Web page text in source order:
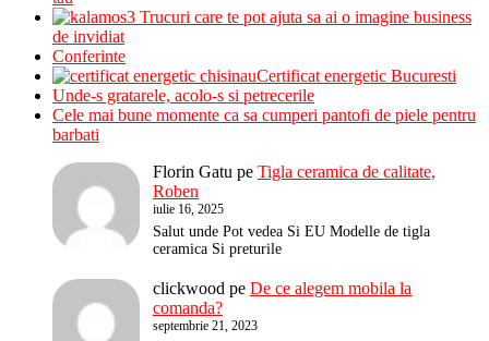
3 Trucuri care te pot ajuta sa ai o imagine business
de invidiat
Conferinte
Certificat energetic Bucuresti
Unde-s gratarele, acolo-s si petrecerile
Cele mai bune momente ca sa cumperi pantofi de piele pentru
barbati
Florin Gatu pe Tigla ceramica de calitate,
Roben
iulie 16, 2025
Salut unde Pot vedea Si EU Modelle de tigla
ceramica Si preturile
clickwood pe De ce alegem mobila la
comanda?
septembrie 21, 2023